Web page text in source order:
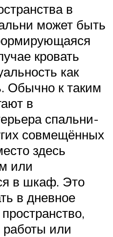
в
может быть
кровать
как
Обычно к таким
в
спальни-
совмещённых
здесь
или
в шкаф. Это
в дневное
или